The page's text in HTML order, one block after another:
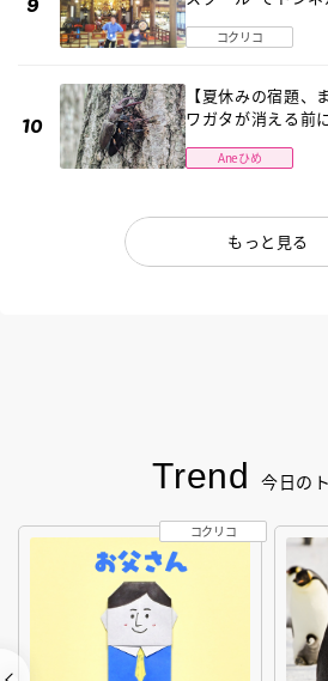
コクリコ
【夏休みの宿題、
ワガタが消える前
Aneひめ
もっと見る
Trend 今日の
コクリコ